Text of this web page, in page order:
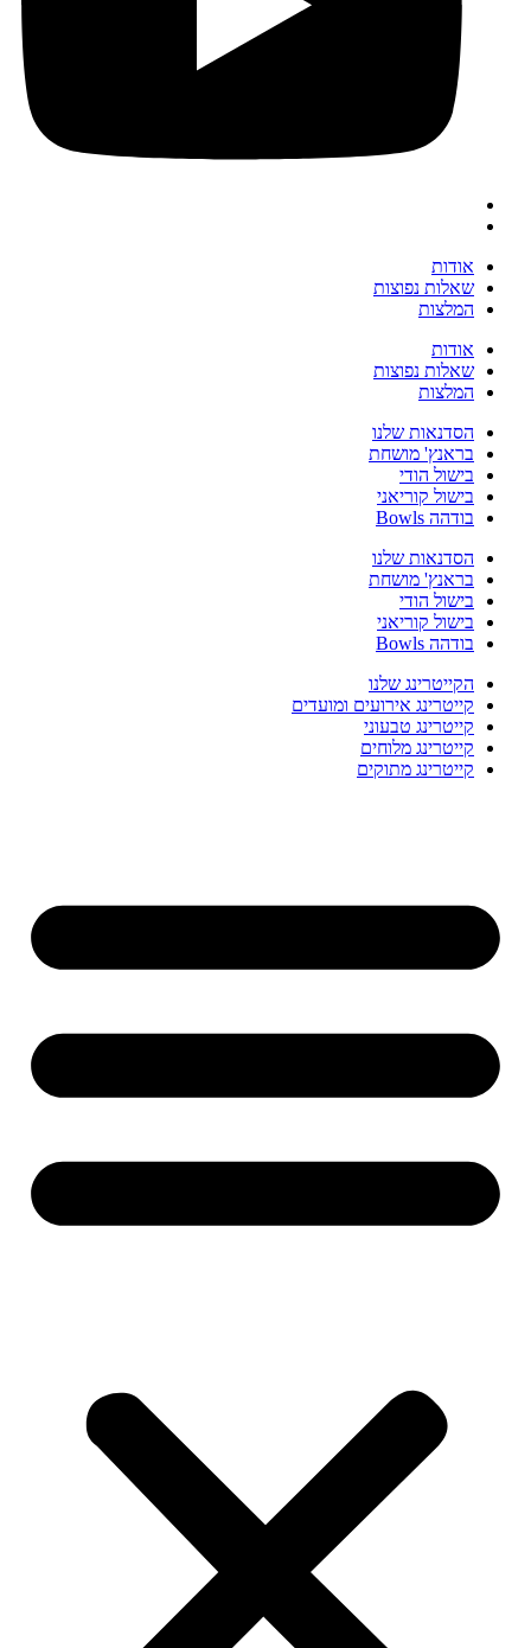
אודות
שאלות נפוצות
המלצות
אודות
שאלות נפוצות
המלצות
הסדנאות שלנו
בראנץ' מושחת
בישול הודי
בישול קוריאני
בודהה Bowls
הסדנאות שלנו
בראנץ' מושחת
בישול הודי
בישול קוריאני
בודהה Bowls
הקייטרינג שלנו
קייטרינג אירועים ומועדים
קייטרינג טבעוני
קייטרינג מלוחים
קייטרינג מתוקים